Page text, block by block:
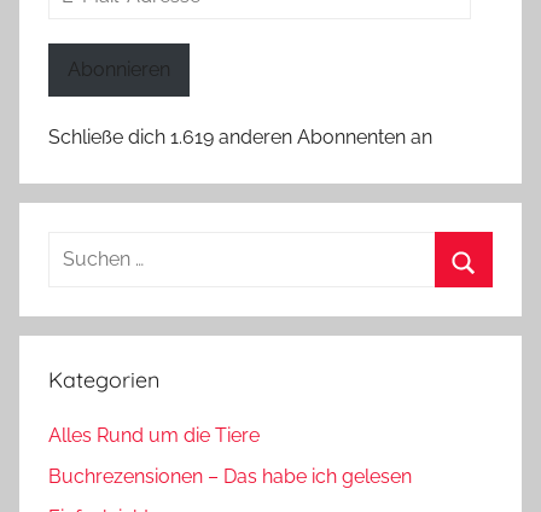
Abonnieren
Schließe dich 1.619 anderen Abonnenten an
Suchen
Kategorien
Alles Rund um die Tiere
Buchrezensionen – Das habe ich gelesen